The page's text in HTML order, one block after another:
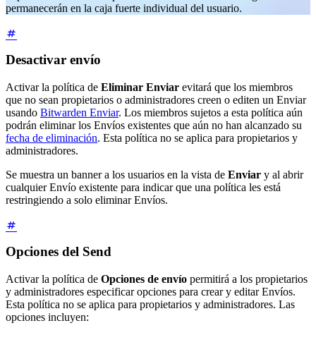
permanecerán en la caja fuerte individual del usuario.
Desactivar envío
Activar la política de Eliminar Enviar evitará que los miembros
que no sean propietarios o administradores creen o editen un Enviar
usando Bitwarden Enviar. Los miembros sujetos a esta política aún
podrán eliminar los Envíos existentes que aún no han alcanzado su
fecha de eliminación. Esta política no se aplica para propietarios y
administradores.
Se muestra un banner a los usuarios en la vista de Enviar y al abrir
cualquier Envío existente para indicar que una política les está
restringiendo a solo eliminar Envíos.
Opciones del Send
Activar la política de Opciones de envío permitirá a los propietarios
y administradores especificar opciones para crear y editar Envíos.
Esta política no se aplica para propietarios y administradores. Las
opciones incluyen: